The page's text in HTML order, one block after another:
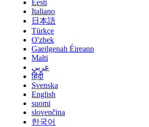
Eesti
Italiano
日本語
Türkçe
O'zbek
Gaeilgenah Éireann
Malti
عربي
हिंदी
Svenska
English
suomi
slovenčina
한국어